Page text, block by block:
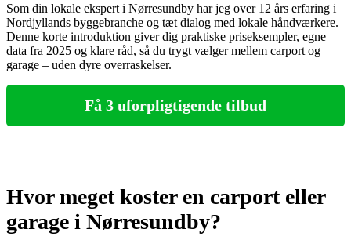
Som din lokale ekspert i Nørresundby har jeg over 12 års erfaring i
Nordjyllands byggebranche og tæt dialog med lokale håndværkere.
Denne korte introduktion giver dig praktiske priseksempler, egne
data fra 2025 og klare råd, så du trygt vælger mellem carport og
garage – uden dyre overraskelser.
Få 3 uforpligtigende tilbud
Hvor meget koster en carport eller
garage i Nørresundby?